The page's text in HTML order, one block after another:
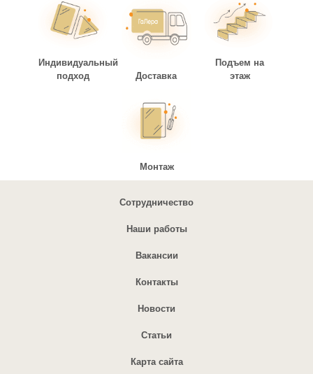
Индивидуальный
подход
Доставка
Подъем на
этаж
Монтаж
Сотрудничество
Наши работы
Вакансии
Контакты
Новости
Статьи
Карта сайта